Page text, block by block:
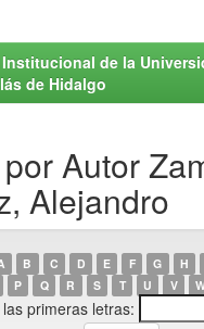
de la
de Hidalgo
Autor
Alejandro
B C D E F G H
P Q R S T U V
primeras letras: